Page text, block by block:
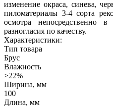
изменение окраса, синева,
пиломатериалы 3-4 сорта
осмотра непосредственно
разногласия по качеству.
Характеристики:
Тип товара
Брус
Влажность
>22%
Ширина, мм
100
Длина, мм